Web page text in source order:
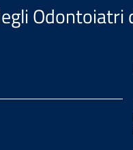
Odontoiatri